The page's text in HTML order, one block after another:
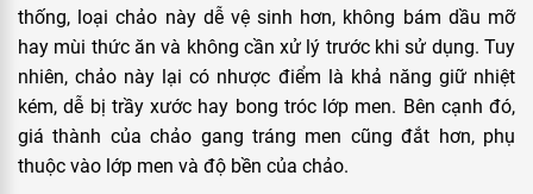
thống, loại chảo này dễ vệ sinh hơn, không bám dầu mỡ
hay mùi thức ăn và không cần xử lý trước khi sử dụng. Tuy
nhiên, chảo này lại có nhược điểm là khả năng giữ nhiệt
kém, dễ bị trầy xước hay bong tróc lớp men. Bên cạnh đó,
giá thành của chảo gang tráng men cũng đắt hơn, phụ
thuộc vào lớp men và độ bền của chảo.